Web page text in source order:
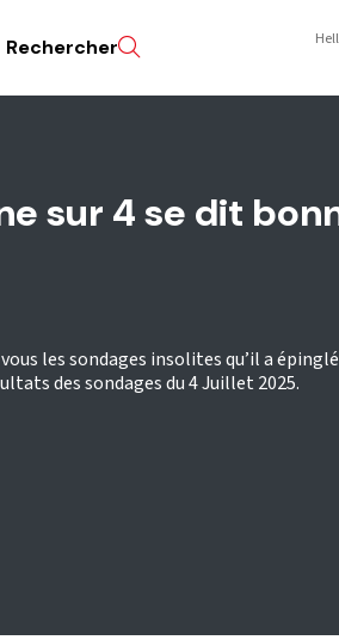
Rechercher
sur 4 se dit
les sondages insolites qu’il a
des sondages du 4 Juillet 2025.